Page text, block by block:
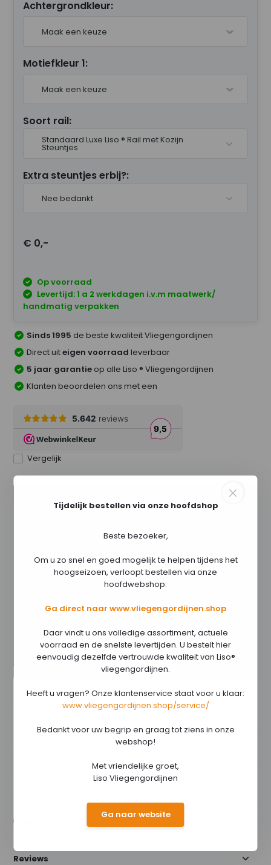
Achtergrondkleur:
Maak een keuze
Motiefkleur 1:
Maak een keuze
Soort rail:
Standaard Luxe Liso ® Rail met Kozijn
Steuntjes
Extra steuntjes erbij?:
Nee bedankt
€ 0,-
Op voorraad
Levertijd: 1 a 2 werkdagen i.v.m maatwerk/
handmatig verpakken
Sinds 1995 de beste kwaliteit Vliegengordijnen
Direct uiteigen voorraad leverbaar
5 jaar garantie op alle Liso ® Vliegengordijnen
Klanten beoordelen ons met een
Vergelijk
Productomschrijving
Uitgebreide specificaties
Reviews
Tijdelijk bestellen via onze hoofdshop
Beste bezoeker,
Om u zo snel en goed mogelijk te helpen tijdens het
hoogseizoen, verloopt bestellen via onze
hoofdwebshop:
Ga direct naar www.vliegengordijnen.shop
Daar vindt u ons volledige assortiment, actuele
voorraad en de snelste levertijden. U bestelt hier
eenvoudig dezelfde vertrouwde kwaliteit van Liso®
vliegengordijnen.
Heeft u vragen? Onze klantenservice staat voor u klaar:
www.vliegengordijnen.shop/service/
Bedankt voor uw begrip en graag tot ziens in onze
webshop!
Met vriendelijke groet,
Liso Vliegengordijnen
Ga naar website